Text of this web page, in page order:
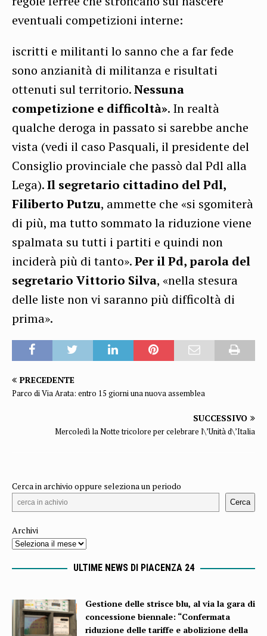
eventuali competizioni interne:
iscritti e militanti lo sanno che a far fede
sono anzianità di militanza e risultati
ottenuti sul territorio.Nessuna
competizione e difficoltà». In realtà
qualche deroga in passato si sarebbe anche
vista (vedi il caso Pasquali, il presidente del
Consiglio provinciale che passò dal Pdl alla
Lega).Il segretario cittadino del Pdl,
Filiberto Putzu, ammette che «si sgomiterà
di più, ma tutto sommato la riduzione viene
spalmata su tutti i partiti e quindi non
inciderà più di tanto».Per il Pd, parola del
segretario Vittorio Silva, «nella stesura
delle liste non vi saranno più difficoltà di
prima».
PRECEDENTE
Parco di Via Arata: entro 15 giorni una nuova assemblea
SUCCESSIVO
Mercoledì la Notte tricolore per celebrare l\’Unità d\’Italia
Cerca in archivio oppure seleziona un periodo
Cerca
Archivi
ULTIME NEWS DI PIACENZA 24
Gestione delle strisce blu, al via la gara di
concessione biennale: “Confermata
riduzione delle tariffe e abolizione della